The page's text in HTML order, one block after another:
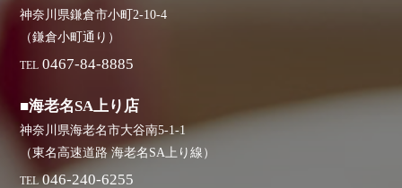
神奈川県鎌倉市小町2-10-4
（鎌倉小町通り）
TEL 0467-84-8885
■海老名SA上り店
神奈川県海老名市大谷南5-1-1
（東名高速道路 海老名SA上り線）
TEL 046-240-6255